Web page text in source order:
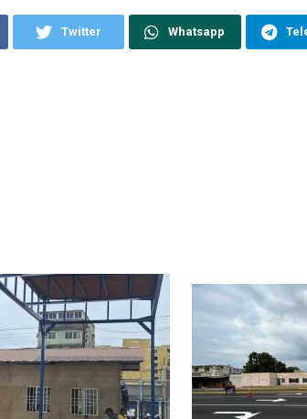
Twitter Whatsapp